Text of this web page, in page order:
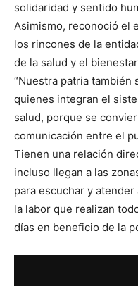
solidaridad y sentido
Asimismo, reconoció el
los rincones de la
de la salud y el
“Nuestra patria también
quienes integran el
salud, porque se
comunicación entre el
Tienen una relación
incluso llegan a las
para escuchar y
la labor que realizan
días en beneficio de la